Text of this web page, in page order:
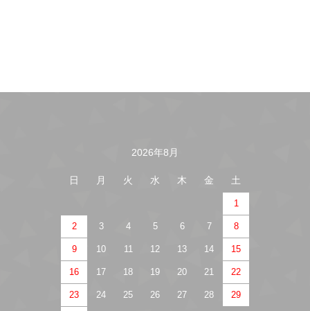
2026年8月
日 月 火 水 木 金 土
1
2 3 4 5 6 7 8
9 10 11 12 13 14 15
16 17 18 19 20 21 22
23 24 25 26 27 28 29